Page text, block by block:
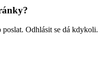
Odhlásit se dá kdykoli.